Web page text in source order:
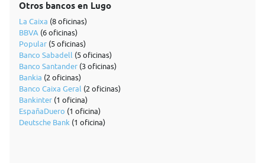
Otros bancos en Lugo
La Caixa (8 oficinas)
BBVA (6 oficinas)
Popular (5 oficinas)
Banco Sabadell (5 oficinas)
Banco Santander (3 oficinas)
Bankia (2 oficinas)
Banco Caixa Geral (2 oficinas)
Bankinter (1 oficina)
EspañaDuero (1 oficina)
Deutsche Bank (1 oficina)